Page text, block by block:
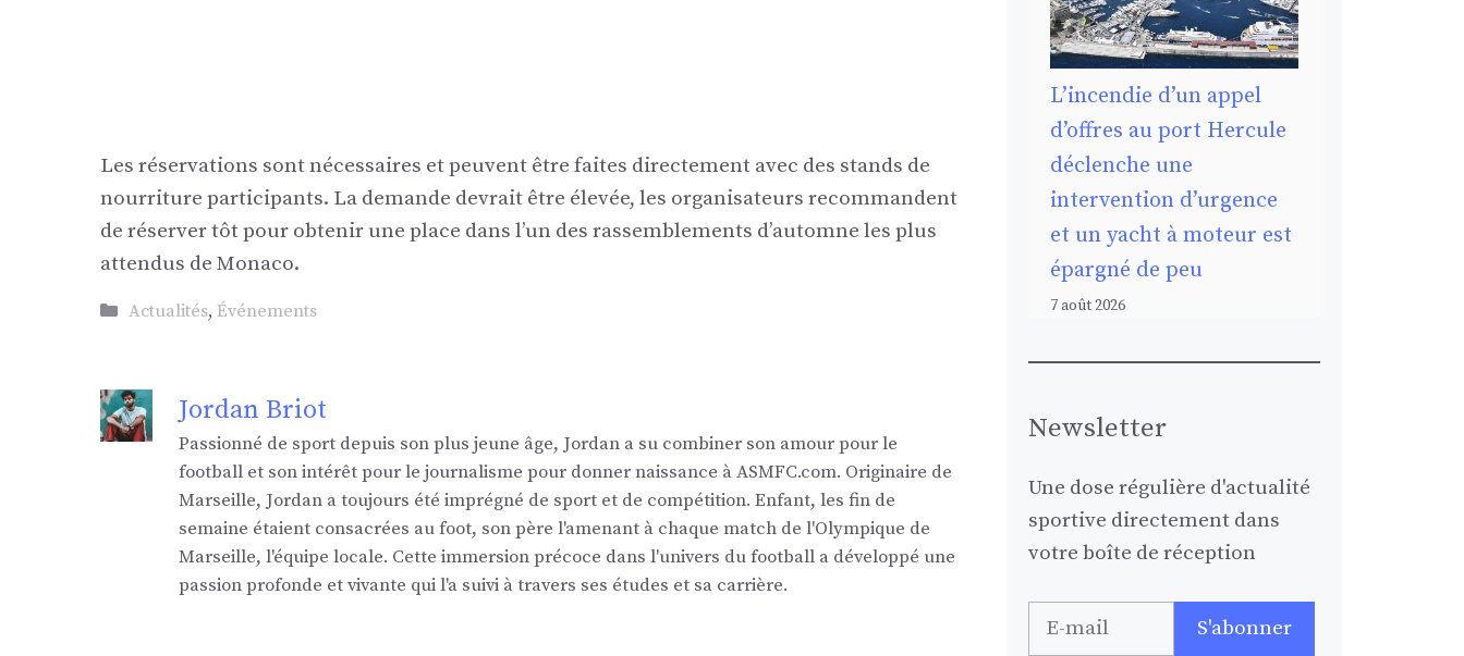
Les réservations sont nécessaires et peuvent être faites directement avec des stands de
nourriture participants. La demande devrait être élevée, les organisateurs recommandent
de réserver tôt pour obtenir une place dans l’un des rassemblements d’automne les plus
attendus de Monaco.
Catégories
Actualités, Événements
Jordan Briot
Passionné de sport depuis son plus jeune âge, Jordan a su combiner son amour pour le
football et son intérêt pour le journalisme pour donner naissance à ASMFC.com. Originaire de
Marseille, Jordan a toujours été imprégné de sport et de compétition. Enfant, les fin de
semaine étaient consacrées au foot, son père l'amenant à chaque match de l'Olympique de
Marseille, l'équipe locale. Cette immersion précoce dans l'univers du football a développé une
passion profonde et vivante qui l'a suivi à travers ses études et sa carrière.
L’incendie d’un appel
d’offres au port Hercule
déclenche une
intervention d’urgence
et un yacht à moteur est
épargné de peu
7 août 2026
Newsletter
Une dose régulière d'actualité
sportive directement dans
votre boîte de réception